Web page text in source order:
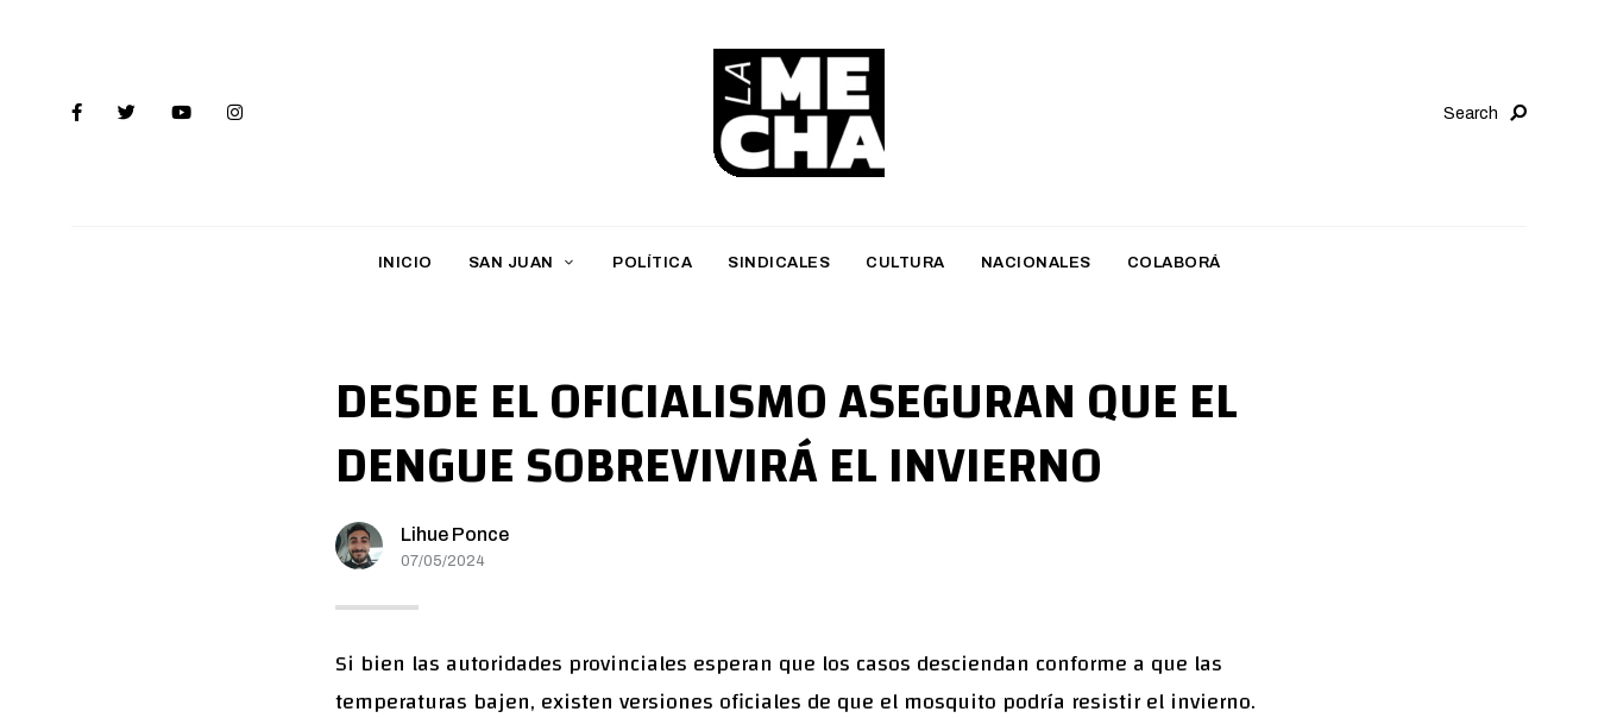
a
M
h
a
PERIODISMO DIGITAL
Search
INICIO SAN JUAN POLÍTICA SINDICALES CULTURA NACIONALES COLABORÁ
DESDE EL OFICIALISMO ASEGURAN QUE EL
DENGUE SOBREVIVIRÁ EL INVIERNO
Lihue Ponce
07/05/2024
Si bien las autoridades provinciales esperan que los casos desciendan conforme a que las
temperaturas bajen, existen versiones oficiales de que el mosquito podría resistir el invierno.